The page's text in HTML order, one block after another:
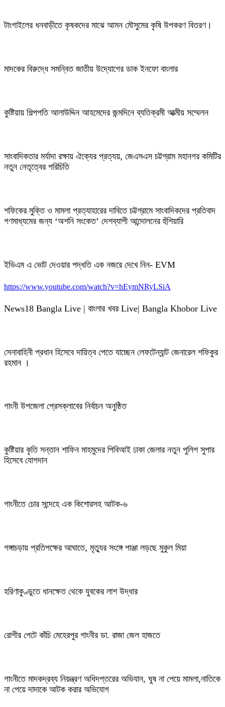
টাংগাইলের ধনবাড়ীতে কৃষকদের মাঝে আমন মৌসুমের কৃষি উপকরণ বিতরণ।
মাদকের বিরুদ্ধে সমন্বিত জাতীয় উদ্যোগের ডাক ইনফো বাংলার
কুষ্টিয়ায় শিল্পপতি আলাউদ্দিন আহমেদের জন্মদিনে ব্যতিক্রমী আত্মীয় সম্মেলন
সাংবাদিকতার মর্যাদা রক্ষায় ঐক্যের প্রত্যয়, জেএসএস চট্টগ্রাম মহানগর কমিটির
নতুন নেতৃত্বের পরিচিতি
শফিকের মুক্তি ও মামলা প্রত্যাহারের দাবিতে চট্টগ্রামে সাংবাদিকদের প্রতিবাদ
গণমাধ্যমের জন্য ‘অশনি সংকেত’ দেশব্যাপী আন্দোলনের হুঁশিয়ারি
ইভিএম এ ভোট দেওয়ার পদ্ধতি এক নজরে দেখে নিন- EVM
https://www.youtube.com/watch?v=hEymNRyLSiA
News18 Bangla Live | বাংলার খবর Live| Bangla Khobor Live
সেনাবাহিনী প্রধান হিসেবে দায়িত্ব পেতে যাচ্ছেন লেফটেন্যান্ট জেনারেল শফিকুর
রহমান ।
গাংনী উপজেলা প্রেসক্লাবের নির্বাচন অনুষ্ঠিত
কুষ্টিয়ার কৃতি সন্তান শাফিন মাহমুদের পিবিআই ঢাকা জেলার নতুন পুলিশ সুপার
হিসেবে যোগদান
গাংনীতে চোর সন্দেহে এক কিশোরসহ আটক-৬
গঙ্গাচড়ায় প্রতিপক্ষের আঘাতে, মৃত্যুর সংঙ্গে পাঞ্জা লড়ছে মুকুল মিয়া
হরিণাকুণ্ডুতে ধানক্ষেত থেকে যুবকের লাশ উদ্ধার
রোগীর পেটে কাঁচি মেহেরপুর গাংনীর ডা. রাজা জেল হাজতে
গাংনীতে মাদকদ্রব্য নিয়ন্ত্রণ অধিদপ্তরের অভিযান, ঘুষ না পেয়ে মামলা,নাতিকে
না পেয়ে দাদাকে আটক করার অভিযোগ